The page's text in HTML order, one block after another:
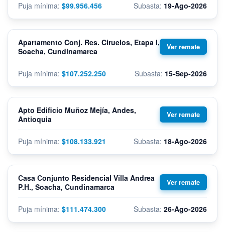
$99.956.456 19-Ago-2026
$107.252.250
Apartamento Conj. Res. Ciruelos, Etapa I,
Soacha, Cundinamarca
15-Sep-2026
$108.133.921
Apto Edificio Muñoz Mejía, Andes,
Antioquia
18-Ago-2026
$111.474.300
Casa Conjunto Residencial Villa Andrea
P.H., Soacha, Cundinamarca
26-Ago-2026